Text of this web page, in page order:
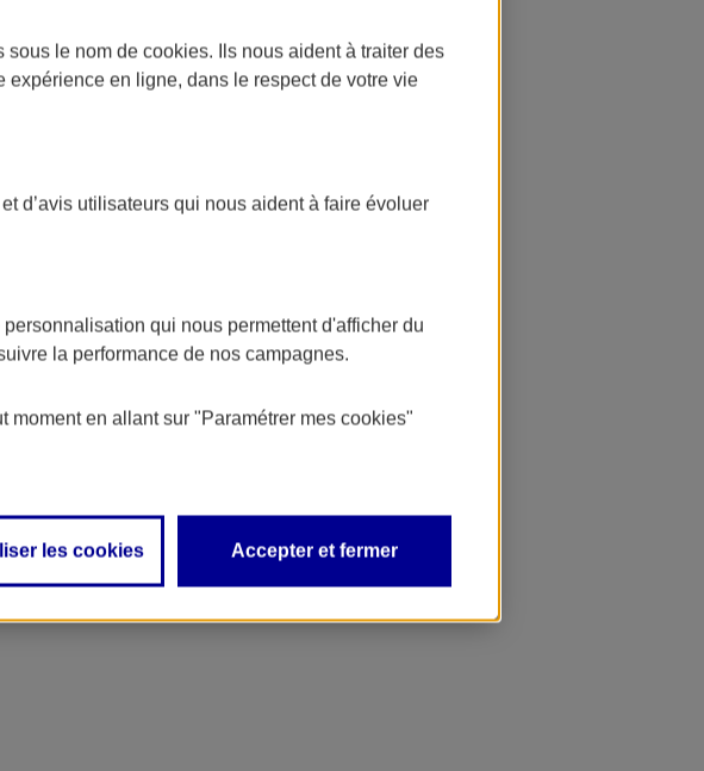
sous le nom de cookies. Ils nous aident à traiter des
en ligne, dans le respect de votre vie
d’avis utilisateurs qui nous aident à faire évoluer
personnalisation qui nous permettent d'afficher du
la performance de nos campagnes.
moment en allant sur "Paramétrer mes cookies"
les cookies Accepter et fermer